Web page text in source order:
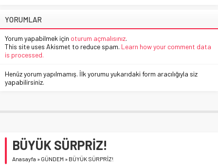
YORUMLAR
Yorum yapabilmek için oturum açmalısınız.
This site uses Akismet to reduce spam. Learn how your comment data
is processed.
Henüz yorum yapılmamış. İlk yorumu yukarıdaki form aracılığıyla siz
yapabilirsiniz.
BÜYÜK SÜRPRİZ!
Anasayfa » GÜNDEM » BÜYÜK SÜRPRİZ!